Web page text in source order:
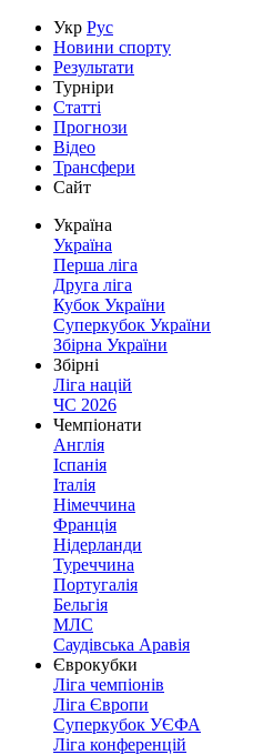
Укр Рус
Новини спорту
Результати
Турніри
Статті
Прогнози
Відео
Трансфери
Сайт
Україна
Україна
Перша ліга
Друга ліга
Кубок України
Суперкубок України
Збірна України
Збірні
Ліга націй
ЧС 2026
Чемпіонати
Англія
Іспанія
Італія
Німеччина
Франція
Нідерланди
Туреччина
Португалія
Бельгія
МЛС
Саудівська Аравія
Єврокубки
Ліга чемпіонів
Ліга Європи
Суперкубок УЄФА
Ліга конференцій